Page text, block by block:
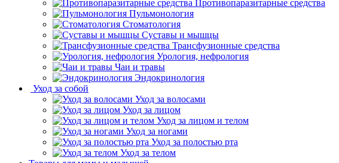
Противопаразитарные средства
Пульмонология
Стоматология
Суставы и мышцы
Трансфузионные средства
Урология, нефрология
Чаи и травы
Эндокринология
Уход за собой
Уход за волосами
Уход за лицом
Уход за лицом и телом
Уход за ногами
Уход за полостью рта
Уход за телом